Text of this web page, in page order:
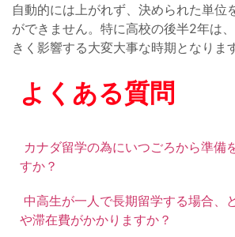
自動的には上がれず、決められた単位
ができません。特に高校の後半2年は
きく影響する大変大事な時期となりま
よくある質問
カナダ留学の為にいつごろから準備
すか？
中高生が一人で長期留学する場合、
や滞在費がかかりますか？